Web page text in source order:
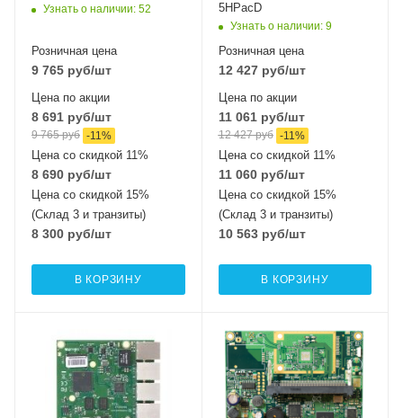
Узнать о наличии: 52
Розничная цена
9 765 руб/шт
Цена по акции
8 691 руб/шт
9 765руб -11%
Цена со скидкой 11%
8 690 руб/шт
Цена со скидкой 15%
(Склад 3 и транзиты)
8 300 руб/шт
В КОРЗИНУ
5HPacD
Узнать о наличии: 9
Розничная цена
12 427руб/шт
Цена по акции
11 061руб/шт
12 427руб -11%
Цена со скидкой 11%
11 060руб/шт
Цена со скидкой 15%
(Склад 3 и транзиты)
10 563руб/шт
В КОРЗИНУ
оптические
интерфейсы
5xGigabitEthernet
Проводные,
оптические
интерфейсы
1x10/100 Mbps
Ethernet